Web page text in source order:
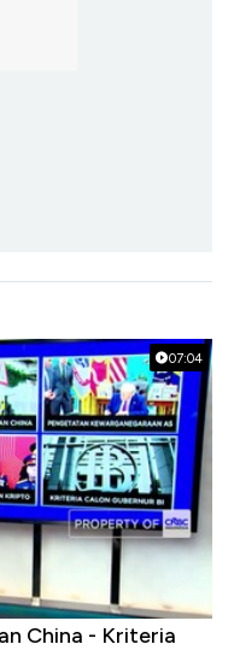
07:04
China - Kriteria